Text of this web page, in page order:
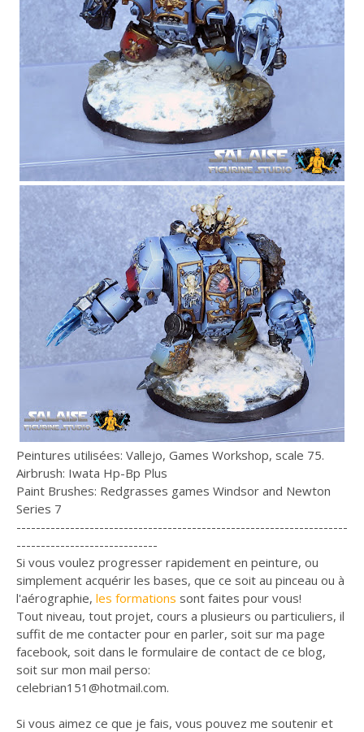
Peintures utilisées: Vallejo, Games Workshop, scale 75.
Airbrush: Iwata Hp-Bp Plus
Paint Brushes: Redgrasses games Windsor and Newton
Series 7
--------------------------------------------------------------------
-----------------------------
Si vous voulez progresser rapidement en peinture, ou
simplement acquérir les bases, que ce soit au pinceau ou à
l'aérographie, les formations sont faites pour vous!
Tout niveau, tout projet, cours a plusieurs ou particuliers, il
suffit de me contacter pour en parler, soit sur ma page
facebook, soit dans le formulaire de contact de ce blog,
soit sur mon mail perso:
celebrian151@hotmail.com.
Si vous aimez ce que je fais, vous pouvez me soutenir et